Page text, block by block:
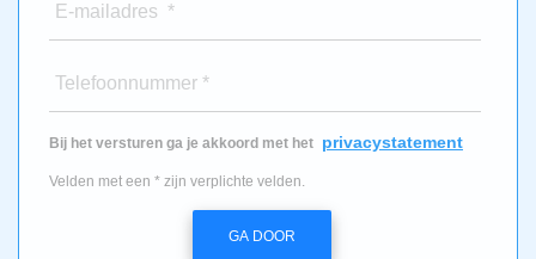
E-mailadres *
Telefoonnummer *
Bij het versturen ga je akkoord met het privacystatement
Velden met een * zijn verplichte velden.
GA DOOR